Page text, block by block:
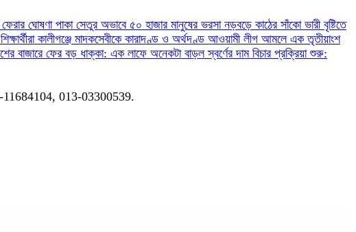
ফেরার ঘোষণা পাকা সেতুর অভাবে ৫০ হাজার মানুষের ভরসা নড়বড়ে কাঠের সাঁকো ভারী বৃষ্টিতে
কালীগঞ্জে মাদকসেবীকে কারাদণ্ড ও অর্থদণ্ড আওয়ামী লীগ আমলে এক তৃতীয়াংশ
বাজারে ফের বড় ধাক্কা: এক লাফে অনেকটা বাড়ল স্বর্ণের দাম বিচার প্রক্রিয়া শুরু:
11684104, 013-03300539.